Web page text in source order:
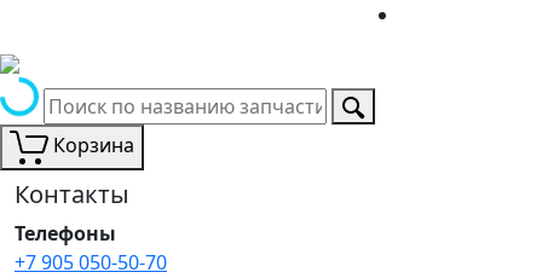
Корзина
Контакты
Телефоны
+7 905 050-50-70